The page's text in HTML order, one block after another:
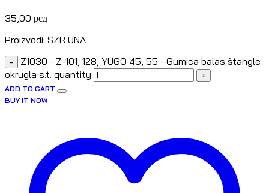
35,00 рсд
Proizvodi: SZR UNA
-
Z1030 - Z-101, 128, YUGO 45, 55 - Gumica balas štangle
okrugla s.t. quantity
+
ADD TO CART
BUY IT NOW